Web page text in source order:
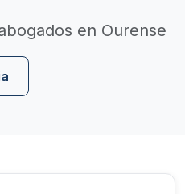
en Ourense